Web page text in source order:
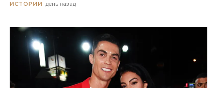
ИСТОРИИ день назад